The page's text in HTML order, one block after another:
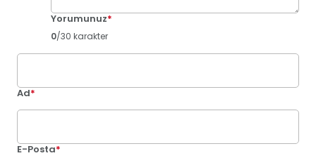
Yorumunuz*
0/30 karakter
Ad*
E-Posta*